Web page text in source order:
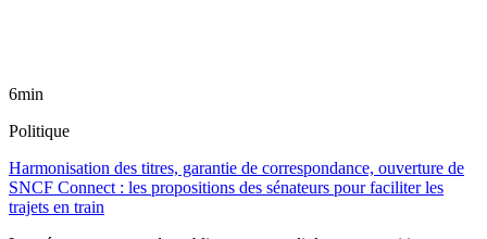
6min
Politique
Harmonisation des titres, garantie de correspondance, ouverture de
SNCF Connect : les propositions des sénateurs pour faciliter les
trajets en train